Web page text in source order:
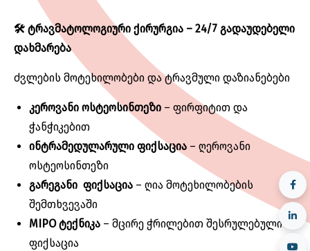
🛠️ ტრავმატოლოგიური ქირურგია – 24/7 გადაუდებელი
დახმარება
ძვლების მოტეხილობები და ტრავმული დაზიანებები
კეროვანი ოსტეოსინთეზი – ფირფიტით და
ჭანჭიკებით
ინტრამედულარული ფიქსაცია – ღეროვანი
ოსტეოსინთეზი
გარეგანი ფიქსაცია – ღია მოტეხილობების
შემთხვევაში
MIPOტექნიკა – მცირე ჭრილებით შესრულებული
ფიქსაცია